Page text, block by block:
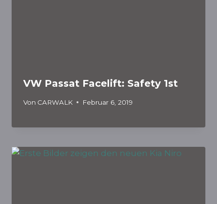
VW Passat Facelift: Safety 1st
Von CARWALK Februar 6, 2019